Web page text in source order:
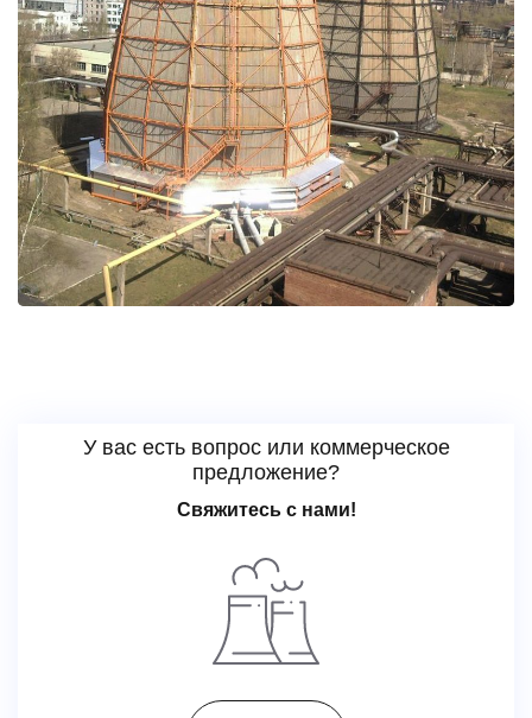
У вас есть вопрос или коммерческое
предложение?
Свяжитесь с нами!